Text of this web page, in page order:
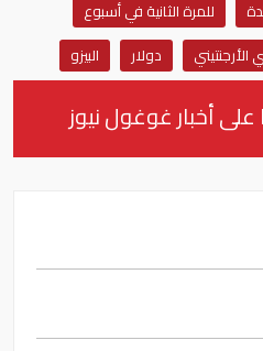
للمرة الثانية في أسبوع
الأرجنتيني دولار البيزو
على أخبار غوغول نيوز